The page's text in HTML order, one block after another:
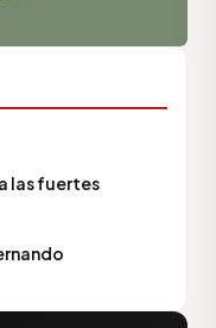
las fuertes